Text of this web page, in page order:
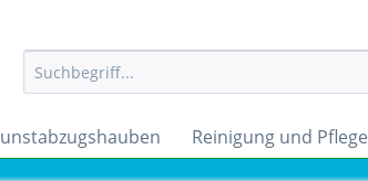
Reinigung und Pflege